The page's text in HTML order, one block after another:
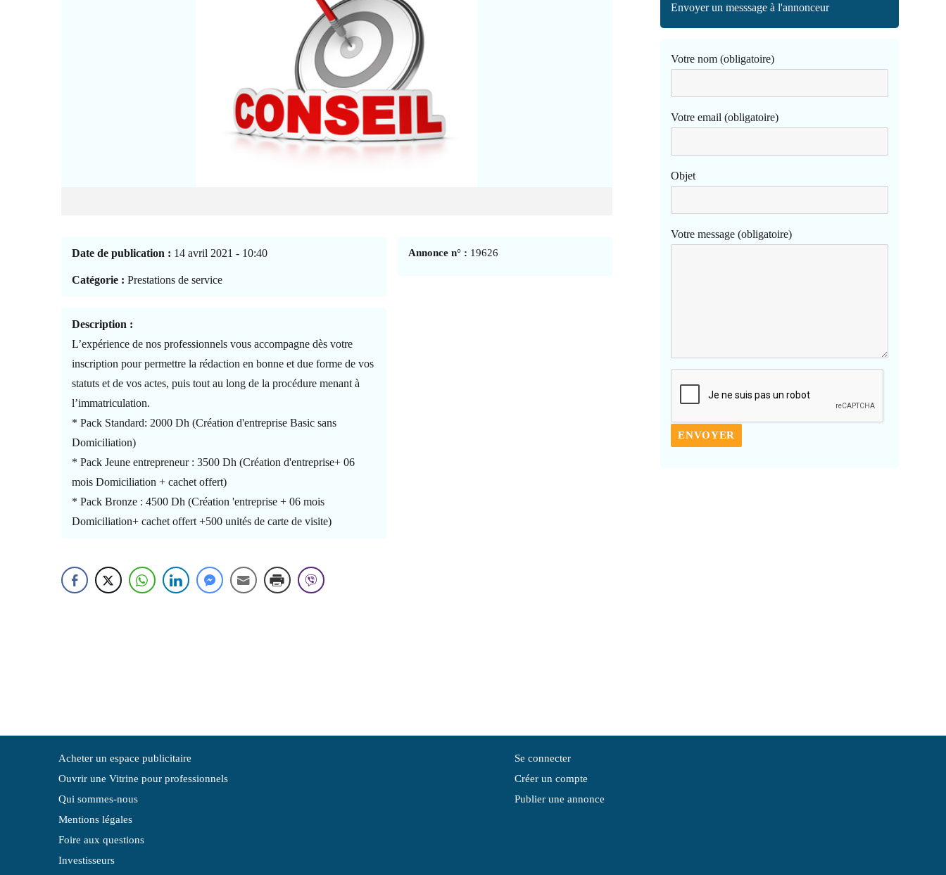
Date de publication : 14 avril 2021 - 10:40
Catégorie : Prestations de service
Description :
L’expérience de nos professionnels vous accompagne dès votre
inscription pour permettre la rédaction en bonne et due forme de vos
statuts et de vos actes, puis tout au long de la procédure menant à
l’immatriculation.
* Pack Standard: 2000 Dh (Création d'entreprise Basic sans
Domiciliation)
* Pack Jeune entrepreneur : 3500 Dh (Création d'entreprise+ 06
mois Domiciliation + cachet offert)
* Pack Bronze : 4500 Dh (Création 'entreprise + 06 mois
Domiciliation+ cachet offert +500 unités de carte de visite)
Annonce n° : 19626
Envoyer un messsage à l'annonceur
Votre nom (obligatoire)
Votre email (obligatoire)
Objet
Votre message (obligatoire)
Acheter un espace publicitaire
Ouvrir une Vitrine pour professionnels
Qui sommes-nous
Mentions légales
Foire aux questions
Investisseurs
Se connecter
Créer un compte
Publier une annonce